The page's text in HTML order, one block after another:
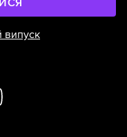
випуск